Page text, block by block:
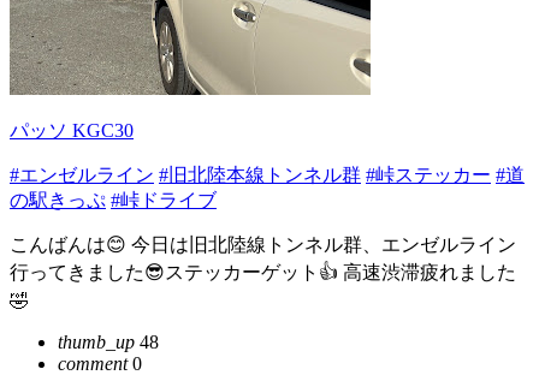
パッソ KGC30
#エンゼルライン #旧北陸本線トンネル群 #峠ステッカー #道
の駅きっぷ #峠ドライブ
こんばんは😊 今日は旧北陸線トンネル群、エンゼルライン
行ってきました😎ステッカーゲット👍 高速渋滞疲れました
🤣
thumb_up 48
comment0